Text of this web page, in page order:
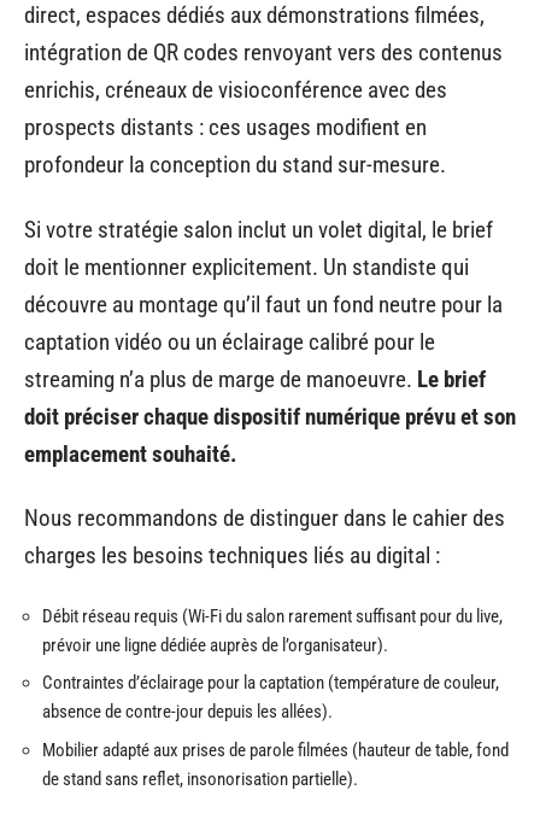
direct, espaces dédiés aux démonstrations filmées,
intégration de QR codes renvoyant vers des contenus
enrichis, créneaux de visioconférence avec des
prospects distants : ces usages modifient en
profondeur la conception du stand sur-mesure.
Si votre stratégie salon inclut un volet digital, le brief
doit le mentionner explicitement. Un standiste qui
découvre au montage qu’il faut un fond neutre pour la
captation vidéo ou un éclairage calibré pour le
streaming n’a plus de marge de manoeuvre. Le brief
doit préciser chaque dispositif numérique prévu et son
emplacement souhaité.
Nous recommandons de distinguer dans le cahier des
charges les besoins techniques liés au digital :
Débit réseau requis (Wi-Fi du salon rarement suffisant pour du live,
prévoir une ligne dédiée auprès de l’organisateur).
Contraintes d’éclairage pour la captation (température de couleur,
absence de contre-jour depuis les allées).
Mobilier adapté aux prises de parole filmées (hauteur de table, fond
de stand sans reflet, insonorisation partielle).